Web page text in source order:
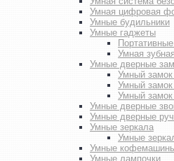
Умная цифровая
Умные будильники
Умные гаджеты
Умная
Умные дверные
Умный
Умный
Умный замок
Умные дверные
Умные дверные
Умные зеркала
Умные
Умные
Умные лампочки